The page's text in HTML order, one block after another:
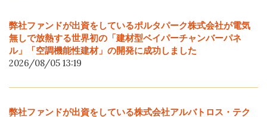
弊社ファンドが出資をしているポルタパーク株式会社が電気
無しで放熱する世界初の「建材型ベイパーチャンバーパネ
ル」「空調機能性建材」の開発に成功しました
2026/08/05 13:19
弊社ファンドが出資をしている株式会社アルバトロス・テク